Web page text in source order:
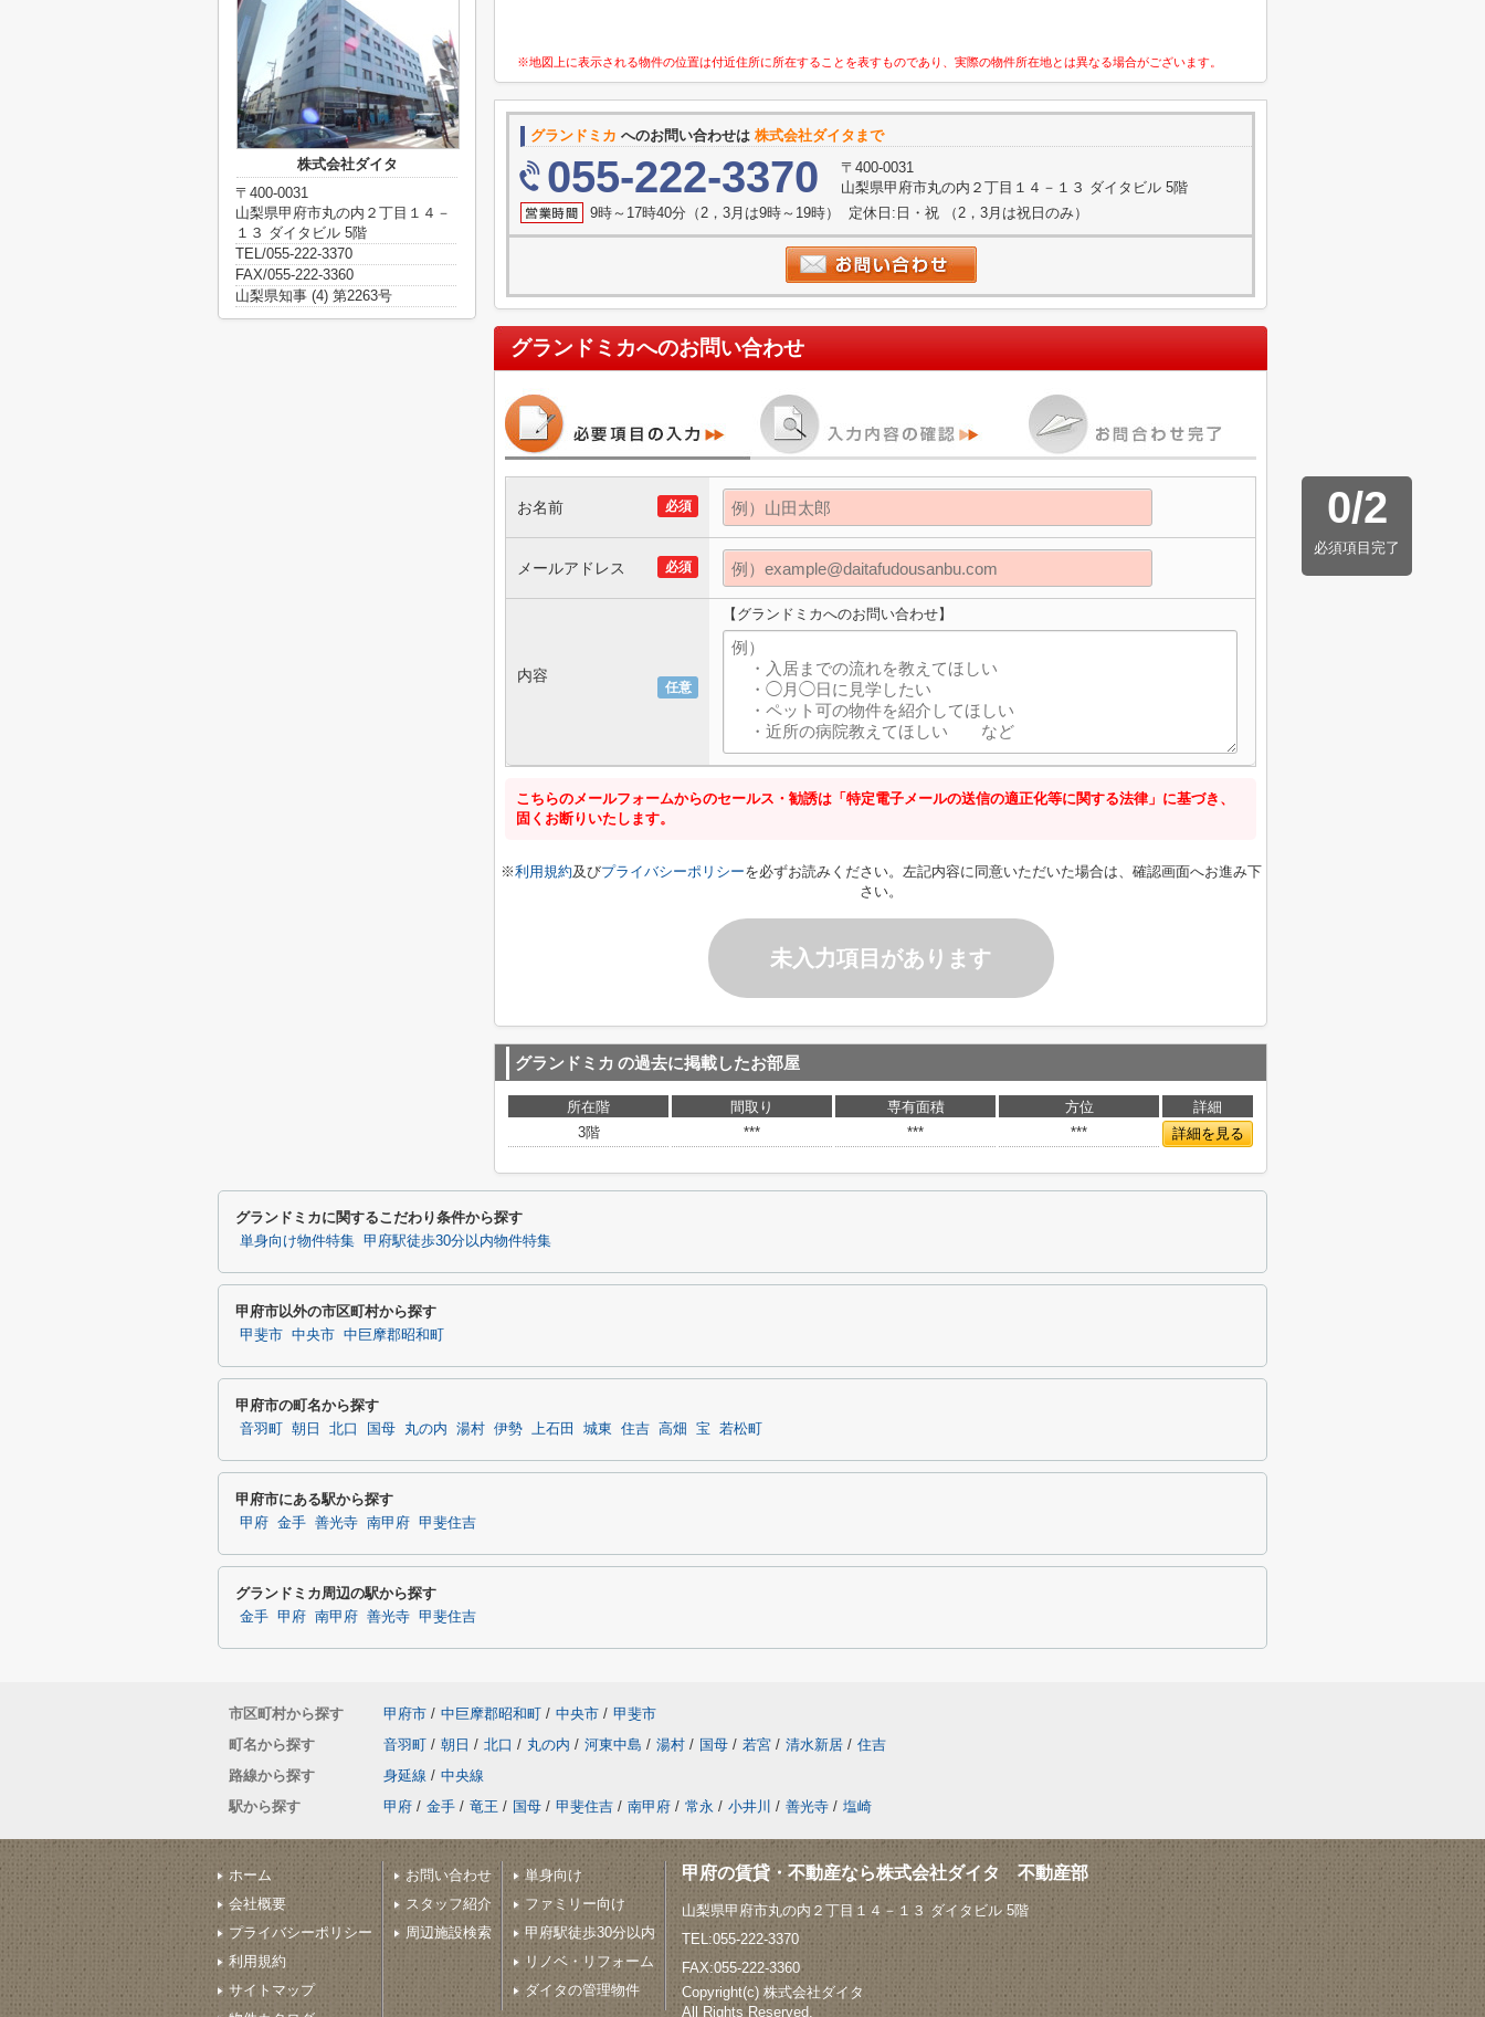
※地図上に表示される物件の位置は付近住所に所在することを表すものであり、実際の物件所在地とは異なる場合がございます。
グランドミカ へのお問い合わせは 株式会社ダイタまで
055-222-3370
〒400-0031
山梨県甲府市丸の内２丁目１４－１３ ダイタビル 5階
9時～17時40分（2，3月は9時～19時） 定休日:日・祝 （2，3月は祝日のみ）
グランドミカへのお問い合わせ
0/2
必須項目完了
必須
お名前
必須
メールアドレス
任意
内容
【グランドミカへのお問い合わせ】
こちらのメールフォームからのセールス・勧誘は「特定電子メールの送信の適正化等に関する法律」に基づき、
固くお断りいたします。
※利用規約及びプライバシーポリシーを必ずお読みください。左記内容に同意いただいた場合は、確認画面へお進み下
さい。
未入力項目があります
グランドミカ の過去に掲載したお部屋
所在階 間取り 専有面積 方位
詳細
3階
*** *** *** 詳細を見る
株式会社ダイタ
〒400-0031
山梨県甲府市丸の内２丁目１４－
１３ ダイタビル 5階
TEL/055-222-3370
FAX/055-222-3360
山梨県知事 (4) 第2263号
グランドミカに関するこだわり条件から探す
単身向け物件特集 甲府駅徒歩30分以内物件特集
甲府市以外の市区町村から探す
甲斐市 中央市 中巨摩郡昭和町
甲府市の町名から探す
音羽町 朝日 北口 国母 丸の内 湯村 伊勢 上石田 城東 住吉 高畑 宝 若松町
甲府市にある駅から探す
甲府 金手 善光寺 南甲府 甲斐住吉
グランドミカ周辺の駅から探す
金手 甲府 南甲府 善光寺 甲斐住吉
市区町村から探す 甲府市 / 中巨摩郡昭和町 / 中央市 / 甲斐市
町名から探す
音羽町 / 朝日 / 北口 / 丸の内 / 河東中島 / 湯村 / 国母 / 若宮 / 清水新居 / 住吉
路線から探す
身延線 / 中央線
駅から探す
甲府 / 金手 / 竜王 / 国母 / 甲斐住吉 / 南甲府 / 常永 / 小井川 / 善光寺 / 塩崎
ホーム
会社概要
プライバシーポリシー
利用規約
サイトマップ
お問い合わせ
スタッフ紹介
周辺施設検索
単身向け
ファミリー向け
甲府駅徒歩30分以内
リノベ・リフォーム
ダイタの管理物件
甲府の賃貸・不動産なら株式会社ダイタ 不動産部
山梨県甲府市丸の内２丁目１４－１３ ダイタビル 5階
TEL:055-222-3370
FAX:055-222-3360
Copyright(c) 株式会社ダイタ
All Rights Reserved.